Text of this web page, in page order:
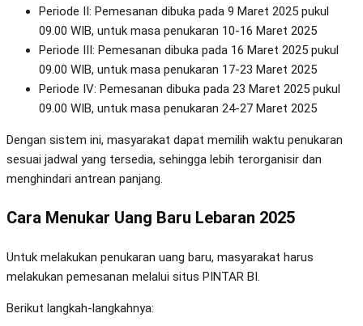
Periode II: Pemesanan dibuka pada 9 Maret 2025 pukul
09.00 WIB, untuk masa penukaran 10-16 Maret 2025
Periode III: Pemesanan dibuka pada 16 Maret 2025 pukul
09.00 WIB, untuk masa penukaran 17-23 Maret 2025
Periode IV: Pemesanan dibuka pada 23 Maret 2025 pukul
09.00 WIB, untuk masa penukaran 24-27 Maret 2025
Dengan sistem ini, masyarakat dapat memilih waktu penukaran
sesuai jadwal yang tersedia, sehingga lebih terorganisir dan
menghindari antrean panjang.
Cara Menukar Uang Baru Lebaran 2025
Untuk melakukan penukaran uang baru, masyarakat harus
melakukan pemesanan melalui situs PINTAR BI.
Berikut langkah-langkahnya: